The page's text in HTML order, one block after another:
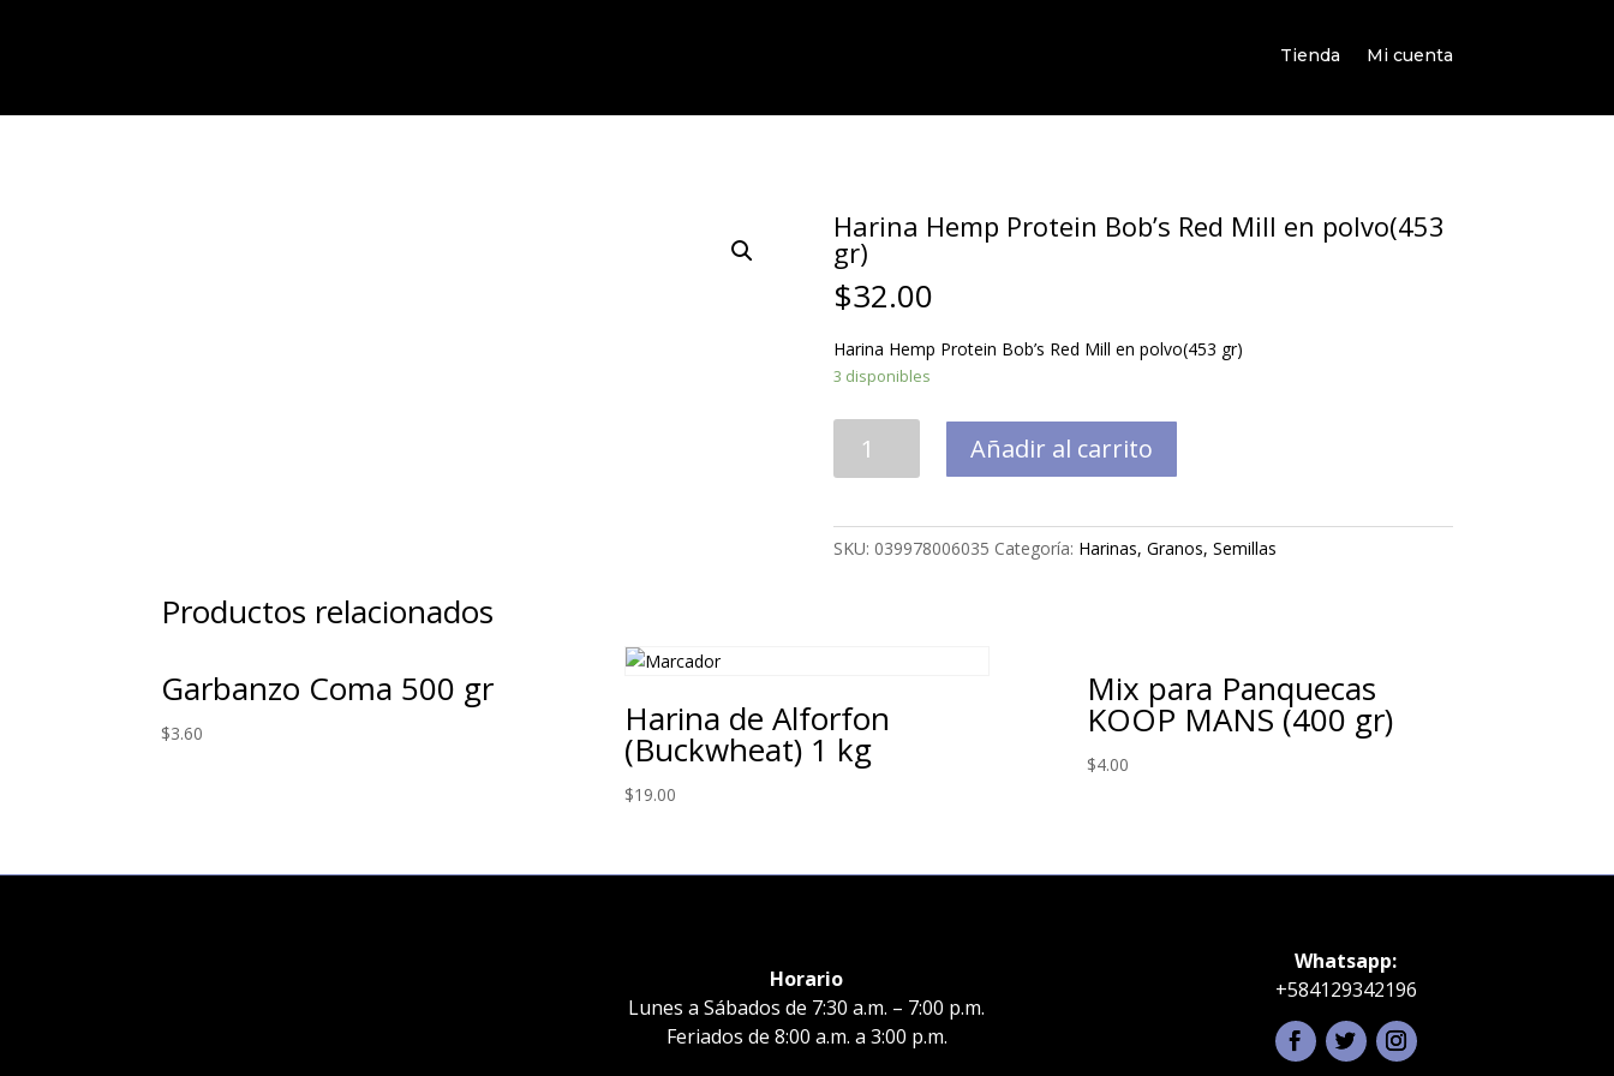
Tienda Mi cuenta
Harina Hemp Protein Bob’s Red Mill en polvo(453
gr)
$32.00
Harina Hemp Protein Bob’s Red Mill en polvo(453 gr)
3 disponibles
Hemp
Red
Añadir al carrito
SKU: 039978006035 Categoría: Harinas, Granos, Semillas
Productos relacionados
Garbanzo Coma 500 gr
$3.60 Harina de Alforfon
(Buckwheat) 1 kg
$19.00
Mix para Panquecas
KOOP MANS (400 gr)
$4.00
Horario
Lunes a Sábados de 7:30 a.m. – 7:00 p.m.
Feriados de 8:00 a.m. a 3:00 p.m.
Whatsapp:
+584129342196